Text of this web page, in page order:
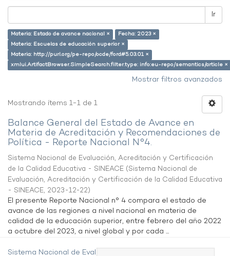
Ir
Materia: Estado de avance nacional ×
Fecha: 2023 ×
Materia: Escuelas de educación superior ×
Materia: http://purl.org/pe-repo/ocde/ford#5.03.01 ×
xmlui.ArtifactBrowser.SimpleSearch.filter.type: info:eu-repo/semantics/article ×
Mostrar filtros avanzados
Mostrando ítems 1-1 de 1
Balance General del Estado de Avance en
Materia de Acreditación y Recomendaciones de
Política - Reporte Nacional N°4.
Sistema Nacional de Evaluación, Acreditación y Certificación
de la Calidad Educativa - SINEACE (Sistema Nacional de
Evaluación, Acreditación y Certificación de la Calidad Educativa
- SINEACE, 2023-12-22)
El presente Reporte Nacional n° 4 compara el estado de
avance de las regiones a nivel nacional en materia de
calidad de la educación superior, entre febrero del año 2022
a octubre del 2023, a nivel global y por cada ...
Sistema Nacional de Evaluación,